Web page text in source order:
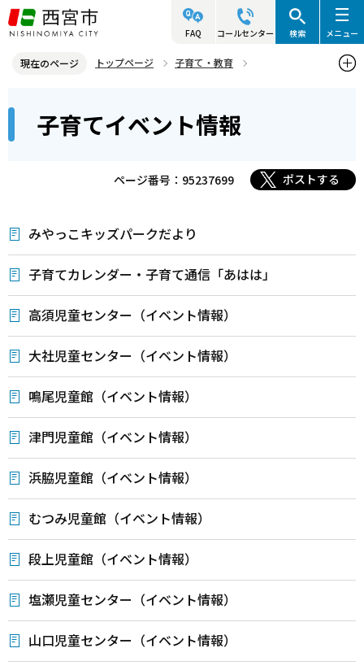
こ
の
ジ
先
FAQ コールセンター 検索 メニュー
現在のページ トップページ
子育て・教育
こ
子育てイベント情報
ページ番号：95237699 ポストする
みやっこキッズパークだより
子育てカレンダー・子育て通信「あはは」
高須児童センター（イベント情報）
大社児童センター（イベント情報）
鳴尾児童館（イベント情報）
津門児童館（イベント情報）
浜脇児童館（イベント情報）
むつみ児童館（イベント情報）
段上児童館（イベント情報）
塩瀬児童センター（イベント情報）
山口児童センター（イベント情報）